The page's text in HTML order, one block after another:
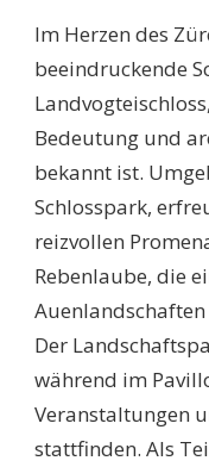
Im Herzen des
beeindruckende
Bedeutung und
bekannt ist.
Schlosspark,
reizvollen
Rebenlaube, die
Der
während im
Veranstaltungen
stattfinden. Als